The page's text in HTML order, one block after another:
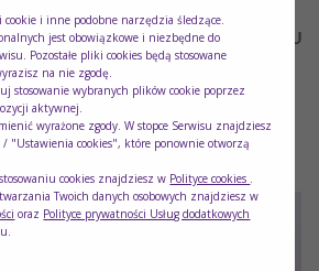
charakteryzuje się produkt PKU
soków owocowych.
w płynie, gotowy do spożycia.
i inne podobne narzędzia śledzące.
jest obowiązkowe i niezbędne do
Pozostałe pliki cookies będą stosowane
na nie zgodę.
stosowanie wybranych plików cookie poprzez
aktywnej.
wyrażone zgody. W stopce Serwisu znajdziesz
"Ustawienia cookies", które ponownie otworzą
cookies znajdziesz w Polityce cookies
Twoich danych osobowych znajdziesz w
oraz Polityce prywatności Usług dodatkowych